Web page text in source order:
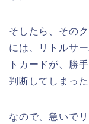
そしたら、その
には、リトルサ
トカードが、勝
判断してしまっ
なので、急いで